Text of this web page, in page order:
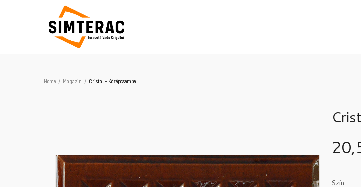
Home / Magazin / Cristal – Középcsempe
Szín